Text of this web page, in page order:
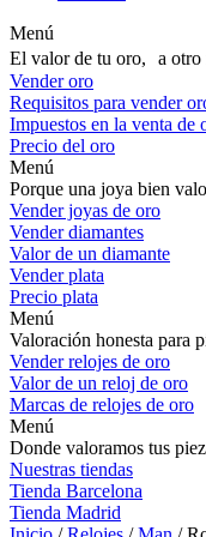
Menú
El valor de tu oro, a otro
Vender oro
Requisitos para vender
Impuestos en la venta de
Precio del oro
Menú
Porque una joya bien
Vender joyas de oro
Vender diamantes
Valor de un diamante
Vender plata
Precio plata
Menú
Valoración honesta para
Vender relojes de oro
Valor de un reloj de oro
Marcas de relojes de oro
Menú
Donde valoramos tus
Nuestras tiendas
Tienda Barcelona
Tienda Madrid